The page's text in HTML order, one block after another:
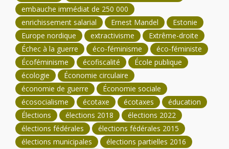
embauche immédiat de 250 000
enrichissement salarial
Ernest Mandel
Estonie
Europe nordique
extractivisme
Extrême-droite
Échec à la guerre
éco-féminisme
éco-féministe
Écoféminisme
écofiscalité
École publique
écologie
Économie circulaire
économie de guerre
Économie sociale
écosocialisme
écotaxe écotaxes
éducation
Élections
élections 2018
élections 2022
élections fédérales
élections fédérales 2015
élections municipales
élections partielles 2016